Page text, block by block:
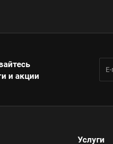
и акции
Услуги